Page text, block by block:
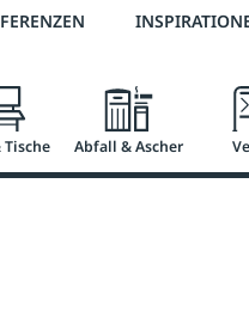
2 %
Tische Abfall & Ascher